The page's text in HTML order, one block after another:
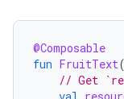
@Composable
fun FruitText(
// Get